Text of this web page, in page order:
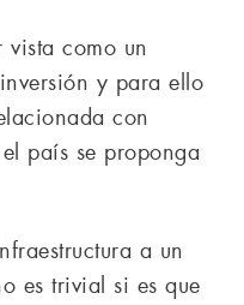
vista como un
y para ello
con
país se proponga
a un
es trivial si es que